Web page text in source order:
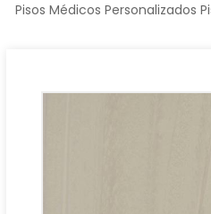
Pisos Médicos Personalizados